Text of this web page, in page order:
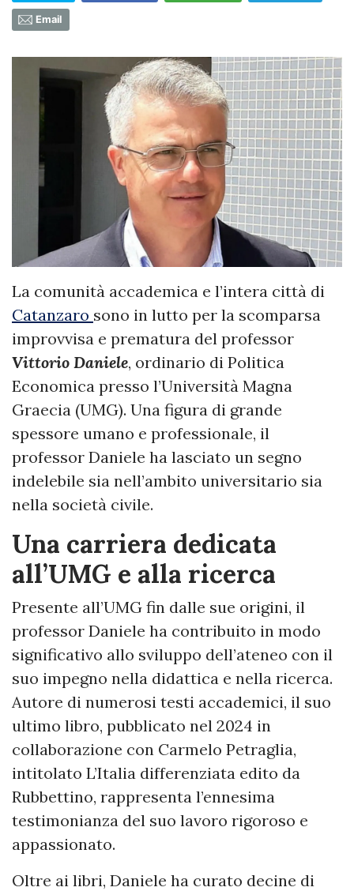
Email
La comunità accademica e l’intera città di
Catanzaro sono in lutto per la scomparsa
improvvisa e prematura del professor
Vittorio Daniele, ordinario di Politica
Economica presso l’Università Magna
Graecia (UMG). Una figura di grande
spessore umano e professionale, il
professor Daniele ha lasciato un segno
indelebile sia nell’ambito universitario sia
nella società civile.
Una carriera dedicata
all’UMG e alla ricerca
Presente all’UMG fin dalle sue origini, il
professor Daniele ha contribuito in modo
significativo allo sviluppo dell’ateneo con il
suo impegno nella didattica e nella ricerca.
Autore di numerosi testi accademici, il suo
ultimo libro, pubblicato nel 2024 in
collaborazione con Carmelo Petraglia,
intitolato L’Italia differenziata edito da
Rubbettino, rappresenta l’ennesima
testimonianza del suo lavoro rigoroso e
appassionato.
Oltre ai libri, Daniele ha curato decine di